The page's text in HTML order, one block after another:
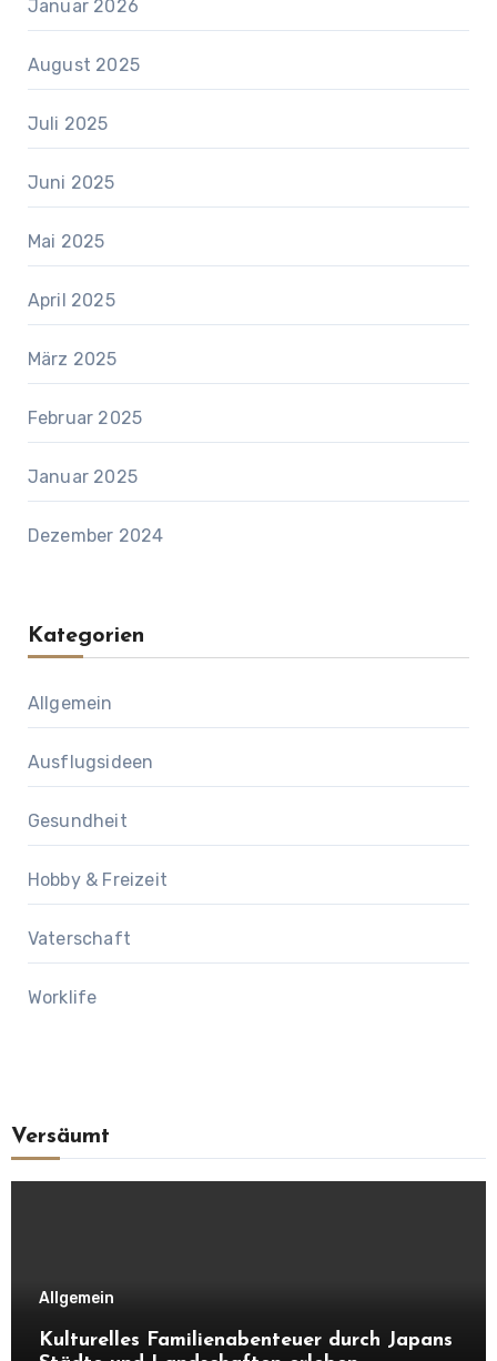
Januar 2026
August 2025
Juli 2025
Juni 2025
Mai 2025
April 2025
März 2025
Februar 2025
Januar 2025
Dezember 2024
Kategorien
Allgemein
Ausflugsideen
Gesundheit
Hobby & Freizeit
Vaterschaft
Worklife
Versäumt
Allgemein
Kulturelles Familienabenteuer durch Japans